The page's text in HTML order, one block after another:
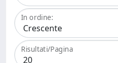
In ordine:
Risultati/Pagina